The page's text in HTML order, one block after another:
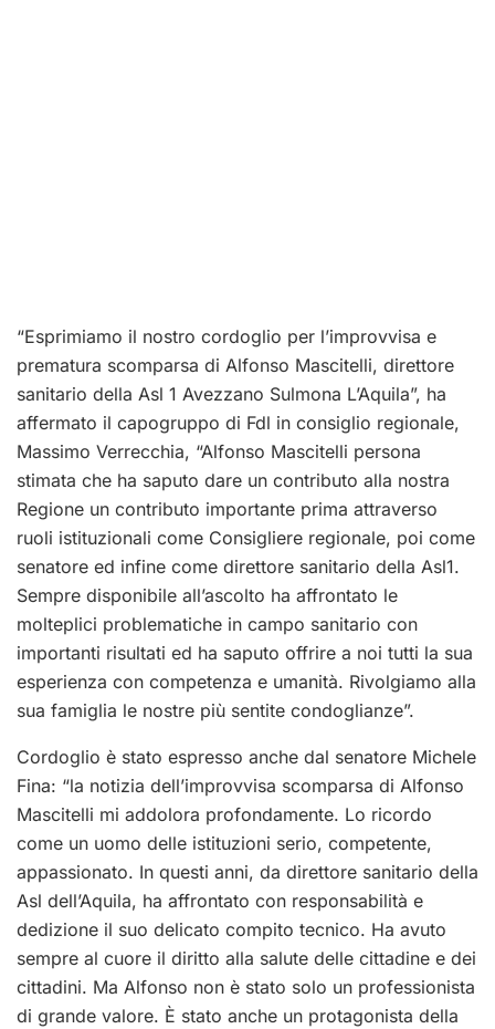
“Esprimiamo il nostro cordoglio per l’improvvisa e
prematura scomparsa di Alfonso Mascitelli, direttore
sanitario della Asl 1 Avezzano Sulmona L’Aquila”, ha
affermato il capogruppo di Fdl in consiglio regionale,
Massimo Verrecchia, “Alfonso Mascitelli persona
stimata che ha saputo dare un contributo alla nostra
Regione un contributo importante prima attraverso
ruoli istituzionali come Consigliere regionale, poi come
senatore ed infine come direttore sanitario della Asl1.
Sempre disponibile all’ascolto ha affrontato le
molteplici problematiche in campo sanitario con
importanti risultati ed ha saputo offrire a noi tutti la sua
esperienza con competenza e umanità. Rivolgiamo alla
sua famiglia le nostre più sentite condoglianze”.
Cordoglio è stato espresso anche dal senatore Michele
Fina: “la notizia dell’improvvisa scomparsa di Alfonso
Mascitelli mi addolora profondamente. Lo ricordo
come un uomo delle istituzioni serio, competente,
appassionato. In questi anni, da direttore sanitario della
Asl dell’Aquila, ha affrontato con responsabilità e
dedizione il suo delicato compito tecnico. Ha avuto
sempre al cuore il diritto alla salute delle cittadine e dei
cittadini. Ma Alfonso non è stato solo un professionista
di grande valore. È stato anche un protagonista della